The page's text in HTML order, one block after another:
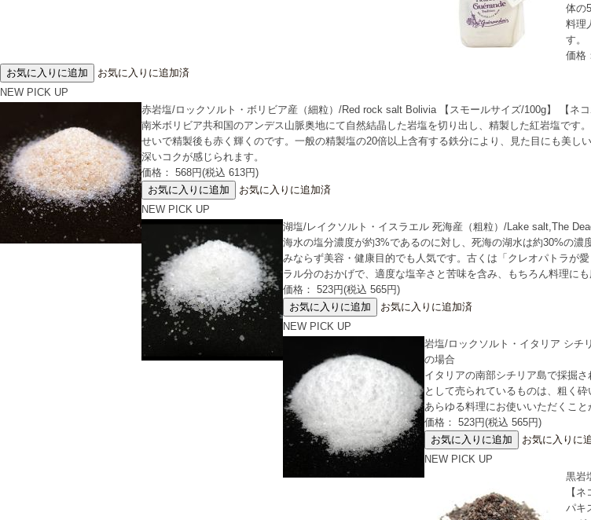
体の
料理
す。
価格
お気に入りに追加済
NEW PICK UP
赤岩塩/ロックソルト・ボリビア産（細粒）/Red rock salt Bolivia 【スモールサイズ/100g】 【ネ
南米ボリビア共和国のアンデス山脈奥地にて自然結晶した岩塩を切り出し、精製した紅岩塩で
せいで精製後も赤く輝くのです。一般の精製塩の20倍以上含有する鉄分により、見た目にも美
深いコクが感じられます。
価格： 568円(税込 613円)
お気に入りに追加済
NEW PICK UP
湖塩/レイクソルト・イスラエル 死海産（粗粒）/Lake salt,The
海水の塩分濃度が約3%であるのに対し、死海の湖水は約30%の
みならず美容・健康目的でも人気です。古くは「クレオパトラが
ラル分のおかげで、適度な塩辛さと苦味を含み、もちろん料理に
価格： 523円(税込 565円)
お気に入りに追加済
NEW PICK UP
岩塩/ロックソルト・イタリア シ
の場合
イタリアの南部シチリア島で採掘
として売られているものは、粗く
あらゆる料理にお使いいただくこ
価格： 523円(税込 565円)
お気に入りに
NEW PICK UP
黒岩
【
パキ